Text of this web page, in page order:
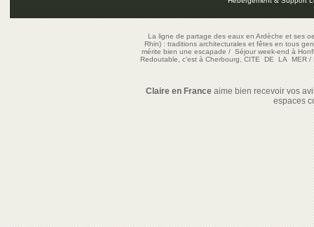
La ligne de partage des eaux en Ardèche et ses
Rhin) : traditions architecturales et fêtes en tous
mérite bien une escapade/Séjour week-end à
Redoutable, c'est à Cherbourg, CITE DE LA MER/
Claire en Franceaime bien recevoir vos
espaces